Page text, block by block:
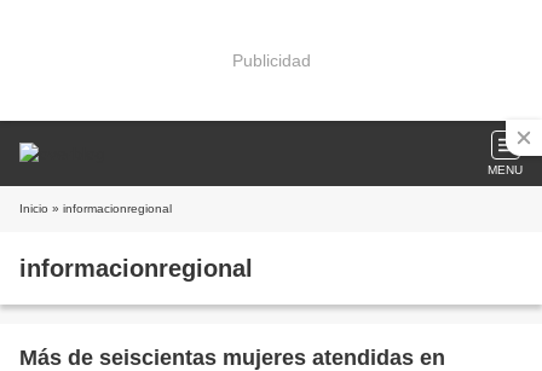
Publicidad
MENU
Inicio » informacionregional
informacionregional
Más de seiscientas mujeres atendidas en